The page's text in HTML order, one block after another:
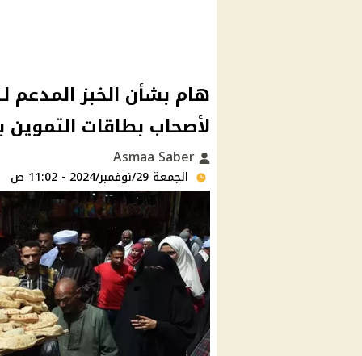
لأصحاب بطاقات
الجمعة 29/نوفمبر/2024 - 11:02 ص